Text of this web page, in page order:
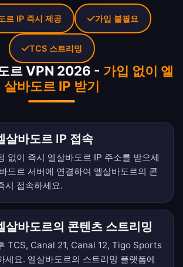
르 VPN 2026 - 가입 없이 엘
살바도르 IP 받기
살바도르 IP 접속
없이 즉시 엘살바도르 IP 주소를 받으세
도르 서버에 연결하여 엘살바도르의 콘
시 접속하세요.
살바도르의 콘텐츠 스트리밍
TCS, Canal 21, Canal 12, Tigo Sports
세요. 엘살바도르의 스트리밍 플랫폼에
르 IP 즉시 제공 가입 불필요
TCS 스트리밍